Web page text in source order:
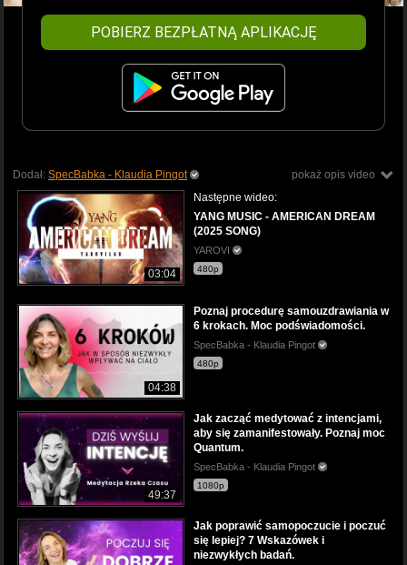
POBIERZ BEZPŁATNĄ APLIKACJĘ
pokaż opis video
Dodał: SpecBabka - Klaudia Pingot
03:04
Następne wideo:
YANG MUSIC - AMERICAN DREAM
(2025 SONG)
YAROVI
480p
04:38
Poznaj procedurę samouzdrawiania w
6 krokach. Moc podświadomości.
SpecBabka - Klaudia Pingot
480p
49:37
Jak zacząć medytować z intencjami,
aby się zamanifestowały. Poznaj moc
Quantum.
SpecBabka - Klaudia Pingot
1080p
Jak poprawić samopoczucie i poczuć
się lepiej? 7 Wskazówek i
niezwykłych badań.